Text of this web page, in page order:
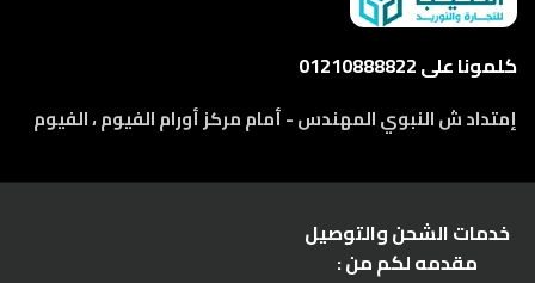
كلمونا على 01210888822
إمتداد ش النبوي المهندس - أمام مركز أورام الفيوم ، الفيوم
خدمات الشحن والتوصيل
مقدمه لكم من :